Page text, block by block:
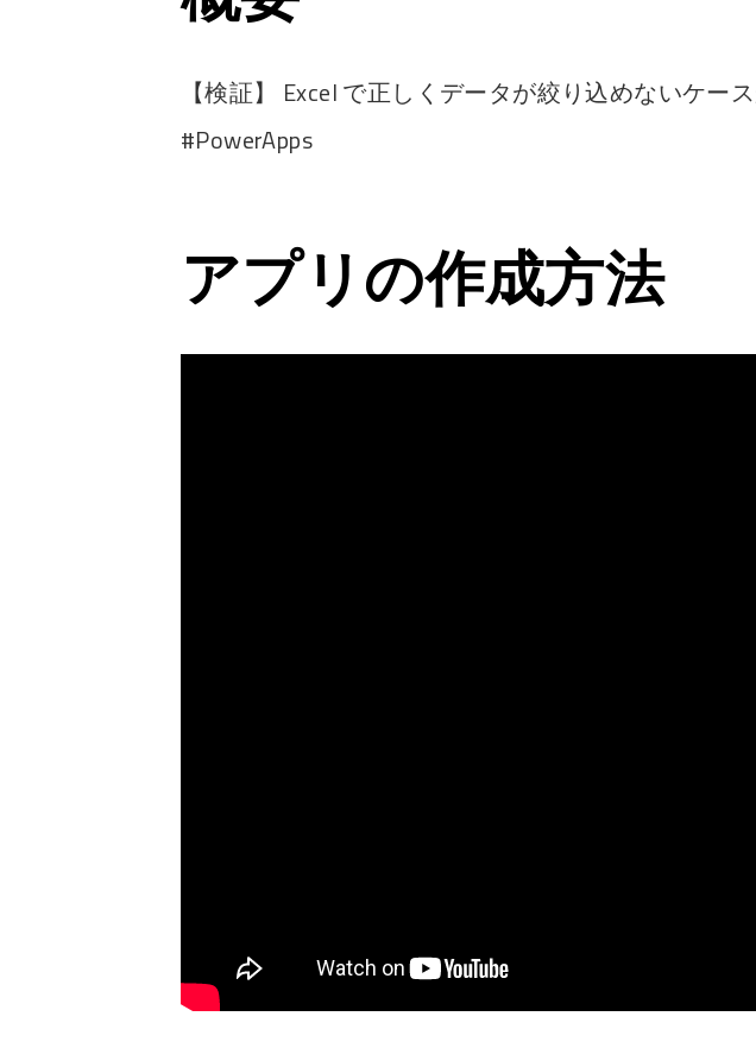
【検証】 Excel で正しくデータが絞り込めないケー
#PowerApps
アプリの作成方法